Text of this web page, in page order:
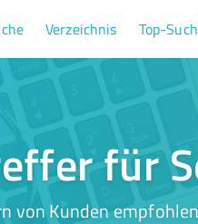
Verzeichnis Top-
für
von Kunden